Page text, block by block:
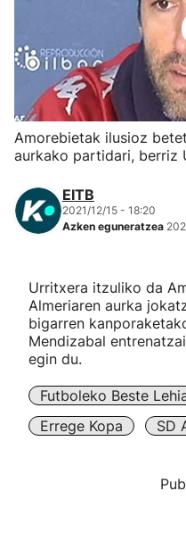
Eskubaloia
Kirolak 360
Mendi-lasterketak
"Helmuga"
Amorebietak ilusioz
aurkako partidari, berriz
EITB
2021/12/15 - 18:20
Azken eguneratzea
Urritxera itzuliko da
Almeriaren aurka
bigarren
Mendizabal
egin du.
Futboleko Beste
Errege Kopa
SD